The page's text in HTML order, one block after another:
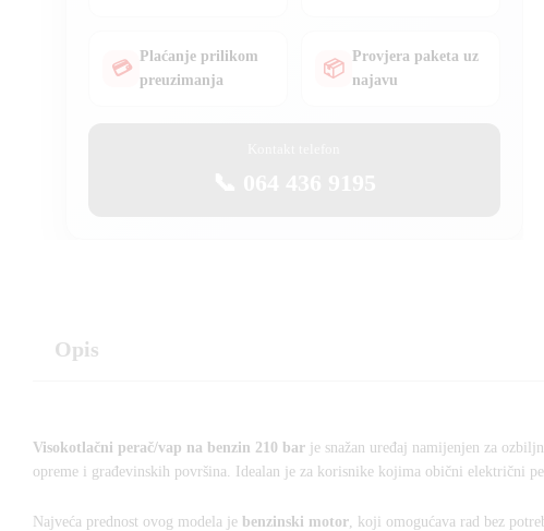
💳
Plaćanje prilikom
preuzimanja
📦
Provjera paketa uz
najavu
Opis
Visokotlačni perač/vap na benzin 210 bar je snažan uređaj namijenjen za
opreme i građevinskih površina. Idealan je za korisnike kojima obični
Najveća prednost ovog modela je benzinski motor , koji omogućava rad bez